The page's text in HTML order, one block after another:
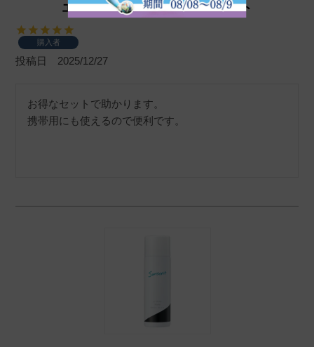
エンビロン モイスチャー 1セット
購入者
投稿日 2025/12/27
お得なセットで助かります。
携帯用にも使えるので便利です。